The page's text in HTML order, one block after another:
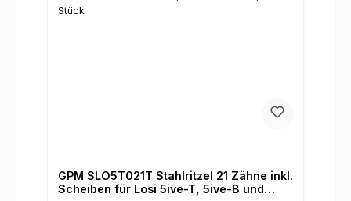
GPM SLO5T021T Stahlritzel 21 Zähne inkl.
Scheiben für Losi 5ive-T, 5ive-B und